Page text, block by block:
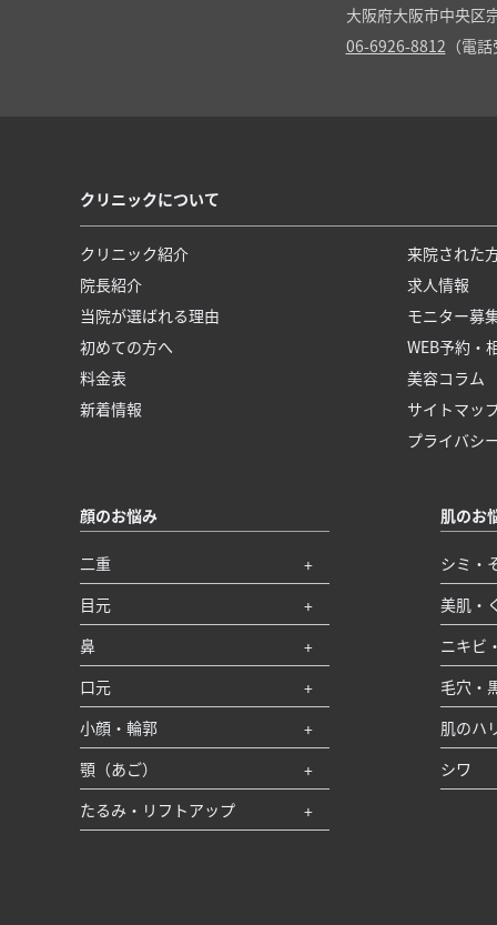
大阪府大阪市中央区
06-6926-8812 （電
クリニックについて
クリニック紹介
院長紹介
当院が選ばれる理由
初めての方へ
料金表
新着情報
来院された
求人情報
モニター募
WEB予約・
美容コラム
サイトマッ
プライバシ
顔のお悩み
二重
目元
鼻
口元
小顔・輪郭
顎（あご）
たるみ・リフトアップ
肌のお
シミ・
美肌・
ニキビ
毛穴・
肌のハ
シワ